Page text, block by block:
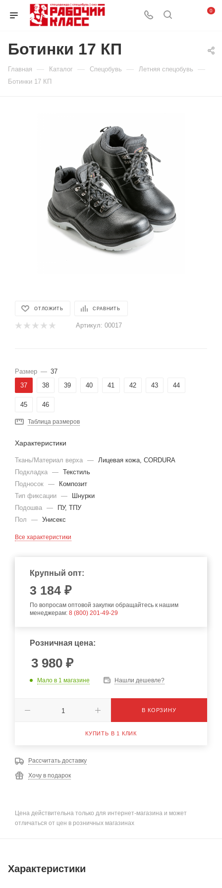
0
Ботинки 17 КП
Главная — Каталог — Спецобувь — Летняя спецобувь —
Ботинки 17 КП
ОТЛОЖИТЬ СРАВНИТЬ
Артикул: 00017
Размер — 37
37
38 39 40 41 42 43 44
45 46
Таблица размеров
Характеристики
Ткань/Материал верха — Лицевая кожа, CORDURA
Подкладка — Текстиль
Подносок —
Композит
Тип фиксации —
Шнурки
Подошва —
ПУ, ТПУ
Пол
— Унисекс
Все характеристики
Крупный опт:
3 184 ₽
По вопросам оптовой закупки обращайтесь к нашим
менеджерам: 8 (800) 201-49-29
Розничная цена:
3 980 ₽
Мало в 1 магазине Нашли дешевле?
В КОРЗИНУ
КУПИТЬ В 1 КЛИК
Рассчитать доставку
Хочу в подарок
Цена действительна только для интернет-магазина и может
отличаться от цен в розничных магазинах
Характеристики